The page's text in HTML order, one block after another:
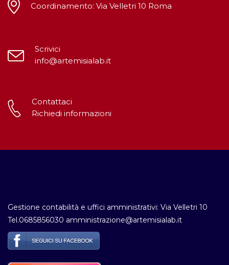
Coordinamento: Via Velletri 10 Roma
Scrivici
info@artemisialab.it
Contattaci
Richiedi informazioni
Gestione contabilità e uffici amministrativi: Via Velletri 10
Tel.0685856030 amministrazione@artemisialab.it